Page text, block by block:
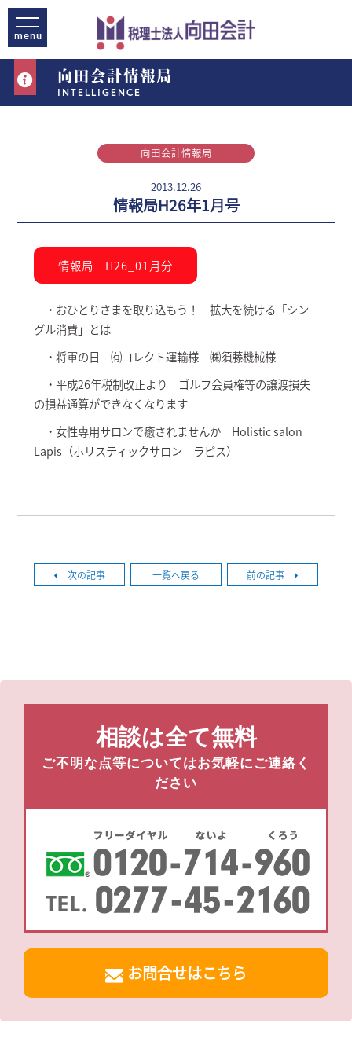
向田会計情報局
INTELLIGENCE
向田会計情報局
2013.12.26
情報局H26年1月号
情報局 H26_01月分
・おひとりさまを取り込もう！ 拡大を続ける「シン
グル消費」とは
・将軍の日 ㈲コレクト運輸様 ㈱須藤機械様
・平成26年税制改正より ゴルフ会員権等の譲渡損失
の損益通算ができなくなります
・女性専用サロンで癒されませんか Holistic salon
Lapis（ホリスティックサロン ラピス）
次の記事 一覧へ戻る 前の記事
相談は全て無料
ご不明な点等についてはお気軽にご連絡く
ださい
お問合せはこちら